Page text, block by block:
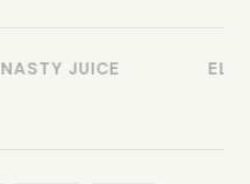
NASTY JUICE ELF